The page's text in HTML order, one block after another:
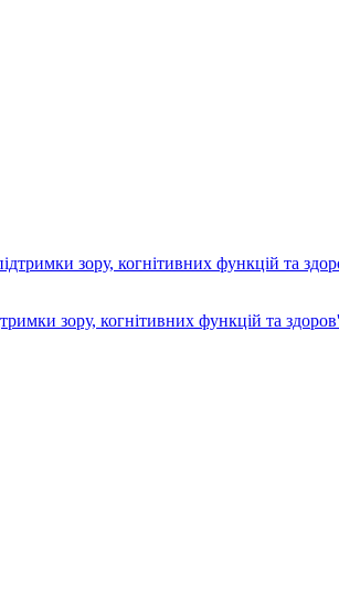
зору, когнітивних функцій та